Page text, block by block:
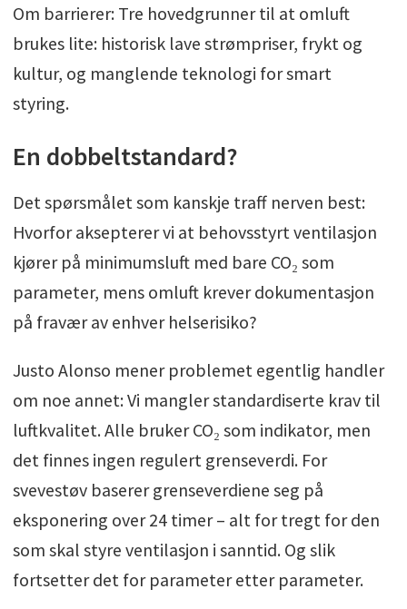
Om barrierer: Tre hovedgrunner til at omluft
brukes lite: historisk lave strømpriser, frykt og
kultur, og manglende teknologi for smart
styring.
En dobbeltstandard?
Det spørsmålet som kanskje traff nerven best:
Hvorfor aksepterer vi at behovsstyrt ventilasjon
kjører på minimumsluft med bare CO₂ som
parameter, mens omluft krever dokumentasjon
på fravær av enhver helserisiko?
Justo Alonso mener problemet egentlig handler
om noe annet: Vi mangler standardiserte krav til
luftkvalitet. Alle bruker CO₂ som indikator, men
det finnes ingen regulert grenseverdi. For
svevestøv baserer grenseverdiene seg på
eksponering over 24 timer – alt for tregt for den
som skal styre ventilasjon i sanntid. Og slik
fortsetter det for parameter etter parameter.